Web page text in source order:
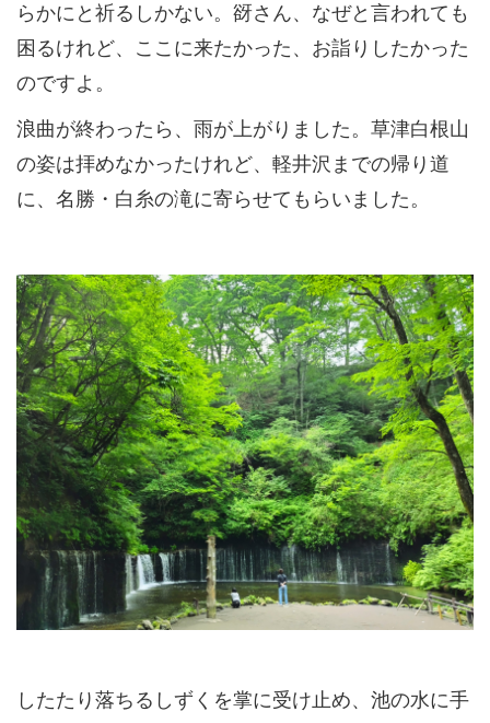
らかにと祈るしかない。谺さん、なぜと言われても
困るけれど、ここに来たかった、お詣りしたかった
のですよ。
浪曲が終わったら、雨が上がりました。草津白根山
の姿は拝めなかったけれど、軽井沢までの帰り道
に、名勝・白糸の滝に寄らせてもらいました。
したたり落ちるしずくを掌に受け止め、池の水に手